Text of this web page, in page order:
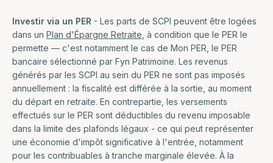
Investir via un PER - Les parts de SCPI peuvent être logées
dans un Plan d'Épargne Retraite , à condition que le PER le
permette — c'est notamment le cas de Mon PER, le PER
bancaire sélectionné par Fyn Patrimoine. Les revenus
générés par les SCPI au sein du PER ne sont pas imposés
annuellement : la fiscalité est différée à la sortie, au moment
du départ en retraite. En contrepartie, les versements
effectués sur le PER sont déductibles du revenu imposable
dans la limite des plafonds légaux - ce qui peut représenter
une économie d'impôt significative à l'entrée, notamment
pour les contribuables à tranche marginale élevée. À la